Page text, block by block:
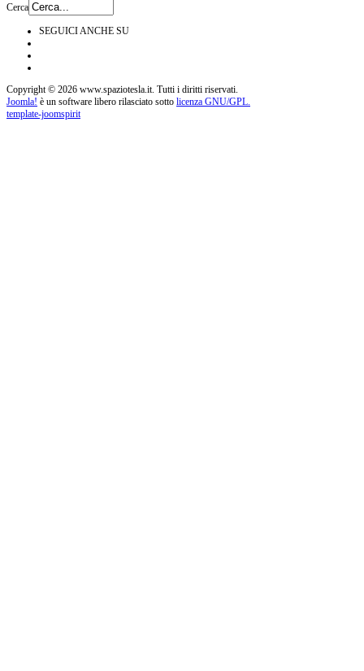
Cerca
SEGUICI ANCHE SU
Copyright © 2026 www.spaziotesla.it. Tutti i diritti riservati.
Joomla! è un software libero rilasciato sotto licenza GNU/GPL.
template-joomspirit